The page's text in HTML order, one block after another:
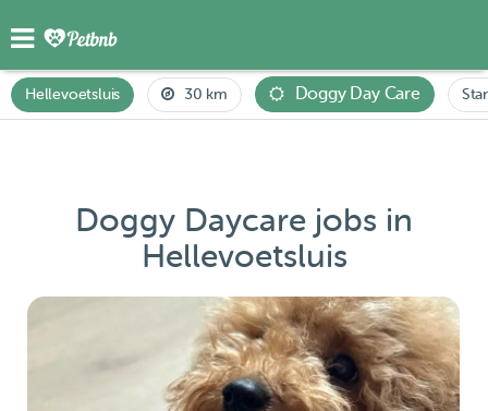
Hellevoetsluis 30 km Doggy Day Care
Doggy Daycare jobs in
Hellevoetsluis